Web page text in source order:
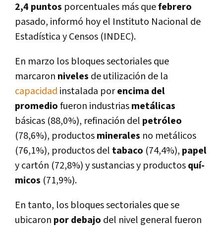
2,4 puntos porcentuales más quefebrero
pasado, informó hoy el Instituto Nacional de
Estadí­stica y Censos (INDEC).
En marzo los bloques sectoriales que
marcaron niveles de utilización de la
capacidad instalada porencima del
promediofueron industriasmetálicas
básicas (88,0%), refinación del petróleo
(78,6%), productosminerales no metálicos
(76,1%), productos del tabaco (74,4%), papel
y cartón (72,8%) y sustancias y productosquí­
micos (71,9%).
En tanto, los bloques sectoriales que se
ubicaron por debajo del nivel general fueron